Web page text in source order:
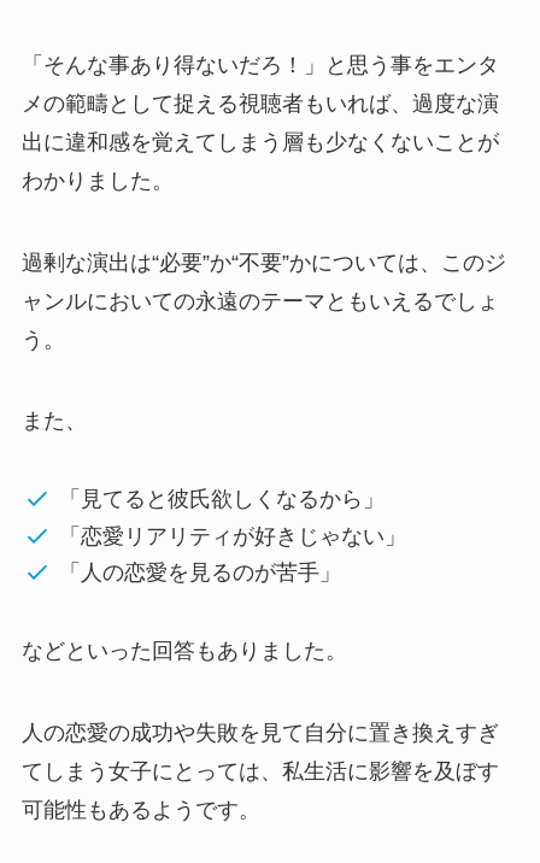
「そんな事あり得ないだろ！」と思う事をエンタ
メの範疇として捉える視聴者もいれば、過度な演
出に違和感を覚えてしまう層も少なくないことが
わかりました。
過剰な演出は“必要”か“不要”かについては、このジ
ャンルにおいての永遠のテーマともいえるでしょ
う。
また、
「見てると彼氏欲しくなるから」
「恋愛リアリティが好きじゃない」
「人の恋愛を見るのが苦手」
などといった回答もありました。
人の恋愛の成功や失敗を見て自分に置き換えすぎ
てしまう女子にとっては、私生活に影響を及ぼす
可能性もあるようです。